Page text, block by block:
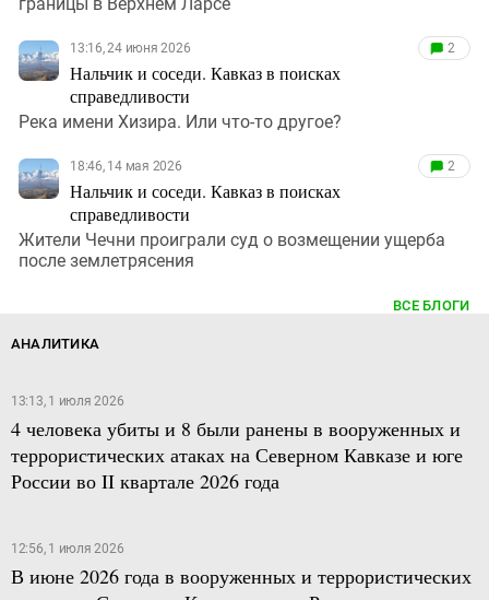
13:16, 24 июня 2026
Нальчик и соседи. Кавказ в поисках
справедливости
2
Река имени Хизира. Или что-то другое?
18:46, 14 мая 2026
Нальчик и соседи. Кавказ в поисках
справедливости
2
Жители Чечни проиграли суд о возмещении ущерба
после землетрясения
ВСЕ БЛОГИ
АНАЛИТИКА
13:13, 1 июля 2026
4 человека убиты и 8 были ранены в вооруженных и
террористических атаках на Северном Кавказе и юге
России во II квартале 2026 года
12:56, 1 июля 2026
В июне 2026 года в вооруженных и террористических